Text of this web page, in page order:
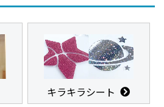
キラキラシート